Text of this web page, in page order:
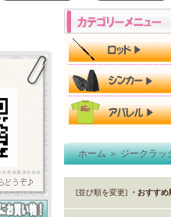
ホーム＞ジークラッ
[並び順を変更] ・おすすめ